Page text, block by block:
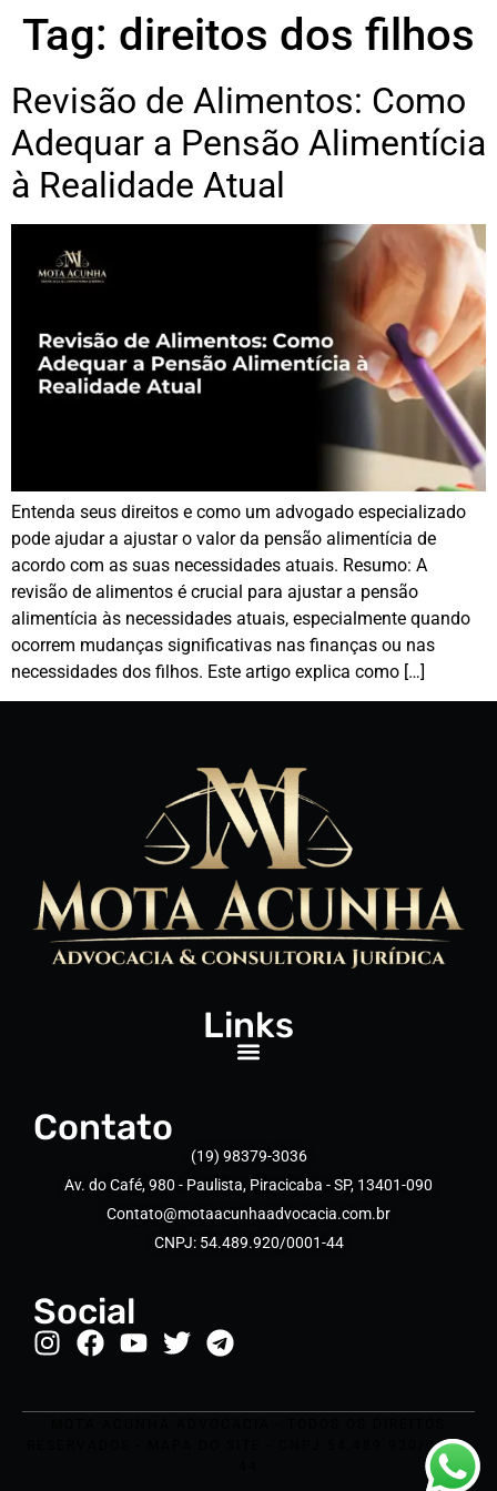
Tag: direitos dos filhos
Revisão de Alimentos: Como
Adequar a Pensão Alimentícia
à Realidade Atual
Entenda seus direitos e como um advogado especializado
pode ajudar a ajustar o valor da pensão alimentícia de
acordo com as suas necessidades atuais. Resumo: A
revisão de alimentos é crucial para ajustar a pensão
alimentícia às necessidades atuais, especialmente quando
ocorrem mudanças significativas nas finanças ou nas
necessidades dos filhos. Este artigo explica como […]
Links
Contato
(19) 98379-3036
Av. do Café, 980 - Paulista, Piracicaba - SP, 13401-090
Contato@motaacunhaadvocacia.com.br
CNPJ: 54.489.920/0001-44
Social
RESERVADOS - MAPA DO SITE - CNPJ 54.489.920/0001-